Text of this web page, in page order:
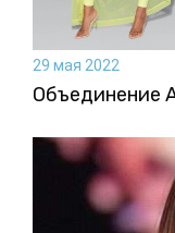
29 мая 2022
Объединение